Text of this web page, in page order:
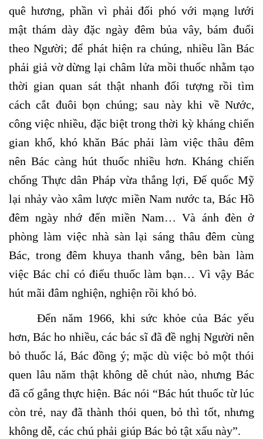
quê hương, phần vì phải đối phó với mạng lưới
mật thám dày đặc ngày đêm bủa vây, bám đuổi
theo Người; để phát hiện ra chúng, nhiều lần Bác
phải giả vờ dừng lại châm lửa mồi thuốc nhằm tạo
thời gian quan sát thật nhanh đối tượng rồi tìm
cách cắt đuôi bọn chúng; sau này khi về Nước,
công việc nhiều, đặc biệt trong thời kỳ kháng chiến
gian khổ, khó khăn Bác phải làm việc thâu đêm
nên Bác càng hút thuốc nhiều hơn. Kháng chiến
chống Thực dân Pháp vừa thắng lợi, Đế quốc Mỹ
lại nhảy vào xâm lược miền Nam nước ta, Bác Hồ
đêm ngày nhớ đến miền Nam… Và ánh đèn ở
phòng làm việc nhà sàn lại sáng thâu đêm cùng
Bác, trong đêm khuya thanh vắng, bên bàn làm
việc Bác chỉ có điếu thuốc làm bạn… Vì vậy Bác
hút mãi đâm nghiện, nghiện rồi khó bỏ.
Đến năm 1966, khi sức khỏe của Bác yếu
hơn, Bác ho nhiều, các bác sĩ đã đề nghị Người nên
bỏ thuốc lá, Bác đồng ý; mặc dù việc bỏ một thói
quen lâu năm thật không dễ chút nào, nhưng Bác
đã cố gắng thực hiện. Bác nói “Bác hút thuốc từ lúc
còn trẻ, nay đã thành thói quen, bỏ thì tốt, nhưng
không dễ, các chú phải giúp Bác bỏ tật xấu này”.